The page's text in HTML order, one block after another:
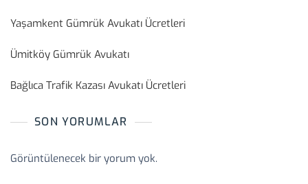
Yaşamkent Gümrük Avukatı Ücretleri
Ümitköy Gümrük Avukatı
Bağlıca Trafik Kazası Avukatı Ücretleri
SON YORUMLAR
Görüntülenecek bir yorum yok.